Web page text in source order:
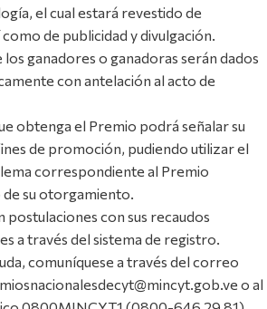
el cual estará revestido de
de publicidad y divulgación.
ganadores o ganadoras serán dados
con antelación al acto de
obtenga el Premio podrá señalar su
de promoción, pudiendo utilizar el
correspondiente al Premio
de su otorgamiento.
postulaciones con sus recaudos
a través del sistema de registro.
comuníquese a través del correo
o al